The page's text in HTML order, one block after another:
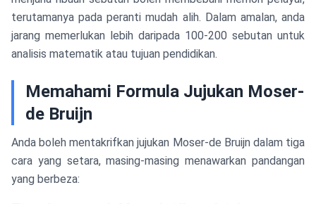
terutamanya pada peranti mudah alih. Dalam amalan, anda
jarang memerlukan lebih daripada 100-200 sebutan untuk
analisis matematik atau tujuan pendidikan.
Memahami Formula Jujukan Moser-
de Bruijn
Anda boleh mentakrifkan jujukan Moser-de Bruijn dalam tiga
cara yang setara, masing-masing menawarkan pandangan
yang berbeza: